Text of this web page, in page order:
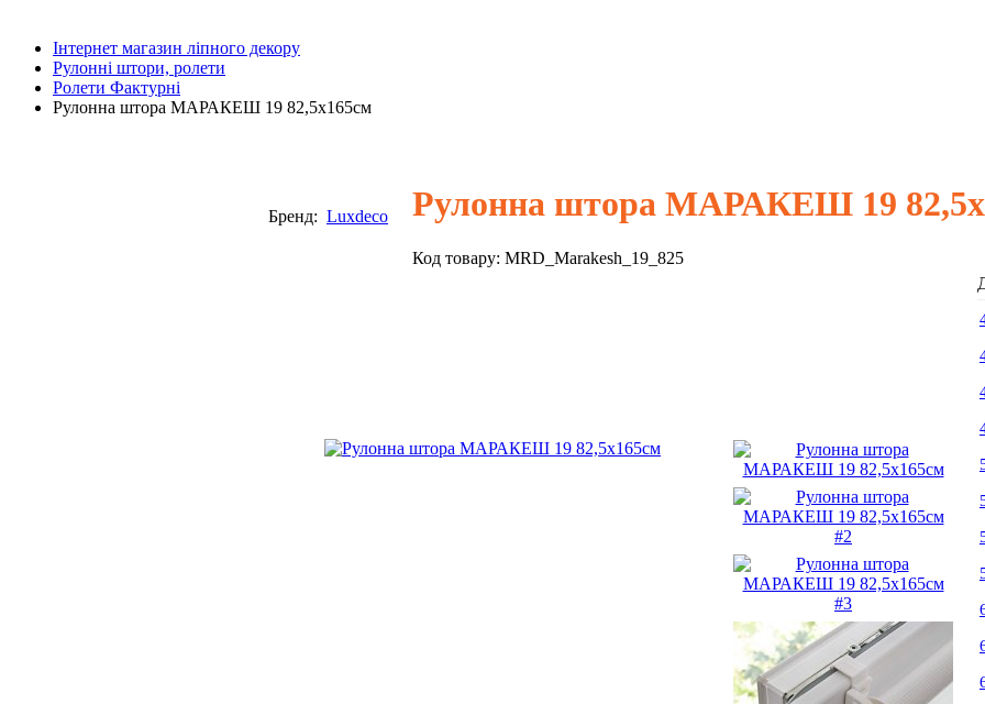
Інтернет магазин ліпного декору
Рулонні штори, ролети
Ролети Фактурні
Рулонна штора МАРАКЕШ 19 82,5х165см
Бренд: Luxdeco Рулонна штора МАРАКЕШ 19
Код товару: MRD_Marakesh_19_825